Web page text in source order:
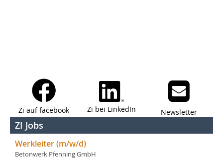
Zi auf facebook Zi bei LinkedIn Newsletter
ZI Jobs
Werkleiter (m/w/d)
Betonwerk Pfenning GmbH